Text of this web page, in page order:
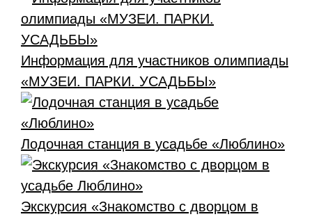
Информация для участников олимпиады
«МУЗЕИ. ПАРКИ. УСАДЬБЫ»
Лодочная станция в усадьбе «Люблино»
Экскурсия «Знакомство с дворцом в